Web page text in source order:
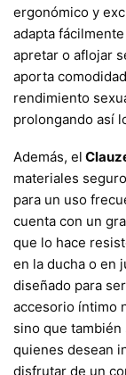
ergonómico y
adapta
apretar o aflojar
aporta
rendimiento
prolongando así
Además, el
materiales
para un uso
cuenta con un
que lo hace
en la ducha o en
diseñado para
accesorio íntimo
sino que
quienes desean
disfrutar de un